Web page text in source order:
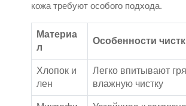
кожа требуют особого подхода.
Материа
л
Особенности
Хлопок и
лен
Легко впитывают
влажную чистку